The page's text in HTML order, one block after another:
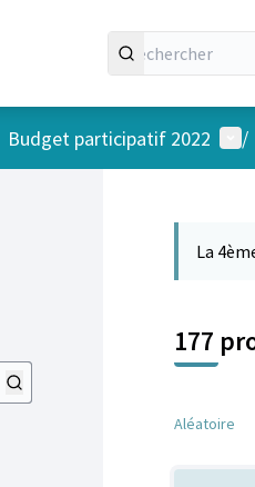
Budget participatif 2022 /
La
177
Aléatoire